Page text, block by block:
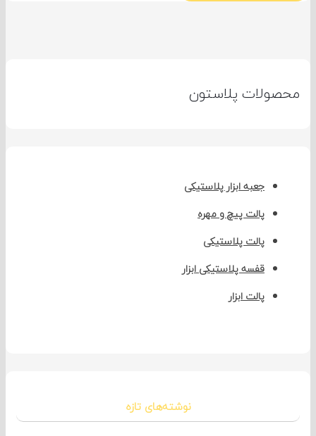
پلاستون
جعبه ابزار پلاستیکی
پالت پیچ و مهره
پالت پلاستیکی
قفسه پلاستیکی ابزار
پالت ابزار
نوشته‌های تازه